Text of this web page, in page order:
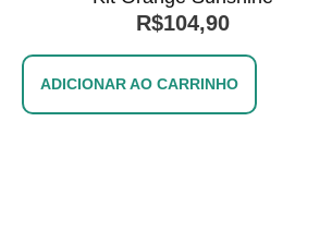
R$104,90
ADICIONAR AO CARRINHO